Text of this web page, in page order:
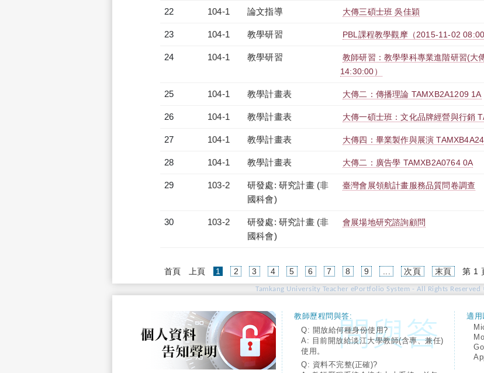
22 104-1 論文指導 大傳三碩士班 吳佳穎
23 104-1 教學研習 PBL課程教學觀摩（2015-11-02
24 104-1 教學研習
教師研習：教學學科專業進階研習(
14:30:00）
25 104-1 教學計畫表 大傳二：傳播理論 TAMXB2A1209 1A
26 104-1 教學計畫表 大傳一碩士班：文化品牌經營與行銷
27 104-1 教學計畫表 大傳四：畢業製作與展演
28 104-1 教學計畫表 大傳二：廣告學 TAMXB2A0764 0A
29 103-2
研發處: 研究計畫 (非
國科會)
臺灣會展領航計畫服務品質問卷調查
30 103-2
研發處: 研究計畫 (非
國科會)
會展場地研究諮詢顧問
首頁 上頁 1 (current)
2 3 4 5 6 7 8 9 次頁 末頁 第 1
Tamkang University Teacher ePortfolio System - All Rights Reserved
教師歷程問與答:
Q: 開放給何種身份使用?
A: 目前開放給淡江大學教師(含專、兼任)
使用。
Q: 資料不完整(正確)?
適用